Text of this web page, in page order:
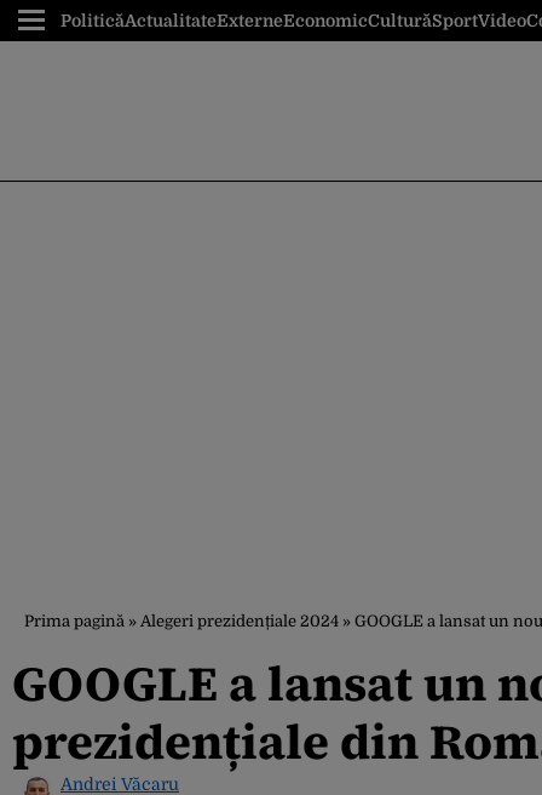
PoliticăActualitateExterneEconomicCulturăSportVideo
Prima pagină » Alegeri prezidențiale 2024 » GOOGLE a lansat un
GOOGLE a lansat un
prezidențiale din
Andrei Văcaru